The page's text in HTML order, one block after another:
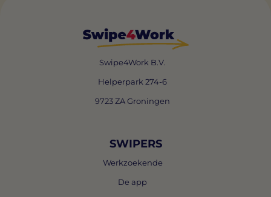
Swipe4Work B.V.
Helperpark 274-6
9723 ZA Groningen
SWIPERS
Werkzoekende
De app